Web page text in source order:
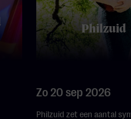
Philzuid
Zo 20 sep 2026
Philzuid zet een aantal